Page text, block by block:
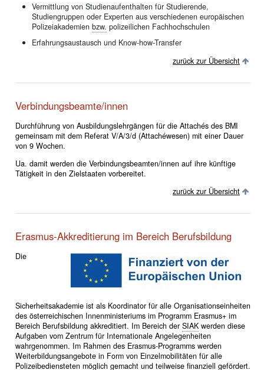
Vermittlung von Studienaufenthalten für Studierende,
Studiengruppen oder Experten aus verschiedenen europäischen
Polizeiakademien bzw. polizeilichen Fachhochschulen
Erfahrungsaustausch und Know-how-Transfer
zurück zur Übersicht
Verbindungsbeamte/innen
Durchführung von Ausbildungslehrgängen für die Attachés des BMI
gemeinsam mit dem Referat V/A/3/d (Attachéwesen) mit einer Dauer
von 9 Wochen.
Ua. damit werden die Verbindungsbeamten/innen auf ihre künftige
Tätigkeit in den Zielstaaten vorbereitet.
zurück zur Übersicht
Erasmus-Akkreditierung im Bereich Berufsbildung
Die
Sicherheitsakademie ist als Koordinator für alle Organisationseinheiten
des österreichischen Innenministeriums im Programm Erasmus+ im
Bereich Berufsbildung akkreditiert. Im Bereich der SIAKwerden diese
Aufgaben vom Zentrum für Internationale Angelegenheiten
wahrgenommen. Im Rahmen des Erasmus-Programms werden
Weiterbildungsangebote in Form von Einzelmobilitäten für alle
Polizeibediensteten möglich gemacht und teilweise finanziell gefördert.